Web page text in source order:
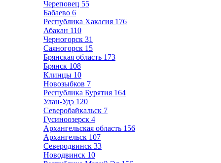
Череповец 55
Бабаево 6
Республика Хакасия 176
Абакан 110
Черногорск 31
Саяногорск 15
Брянская область 173
Брянск 108
Клинцы 10
Новозыбков 7
Республика Бурятия 164
Улан-Удэ 120
Северобайкальск 7
Гусиноозерск 4
Архангельская область 156
Архангельск 107
Северодвинск 33
Новодвинск 10